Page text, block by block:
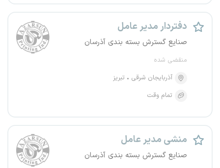
دفتردار مدیر عامل
صنایع گسترش بسته بندی آذرسان
منقضی شده
آذربایجان شرقی
تبریز
تمام وقت
منشی مدیر عامل
صنایع گسترش بسته بندی آذرسان